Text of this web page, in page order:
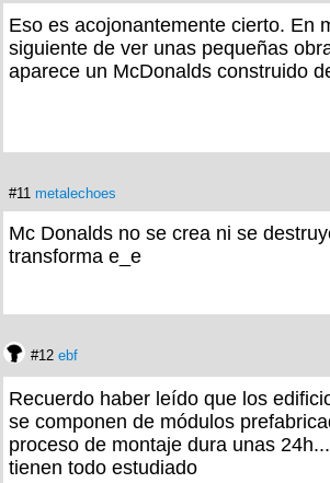
Eso es acojonantemente cierto. En
siguiente de ver unas pequeñas
aparece un McDonalds construido
#11 metalechoes
Mc Donalds no se crea ni se
transforma e_e
#12 ebf
Recuerdo haber leído que los
se componen de módulos
proceso de montaje dura unas
tienen todo estudiado